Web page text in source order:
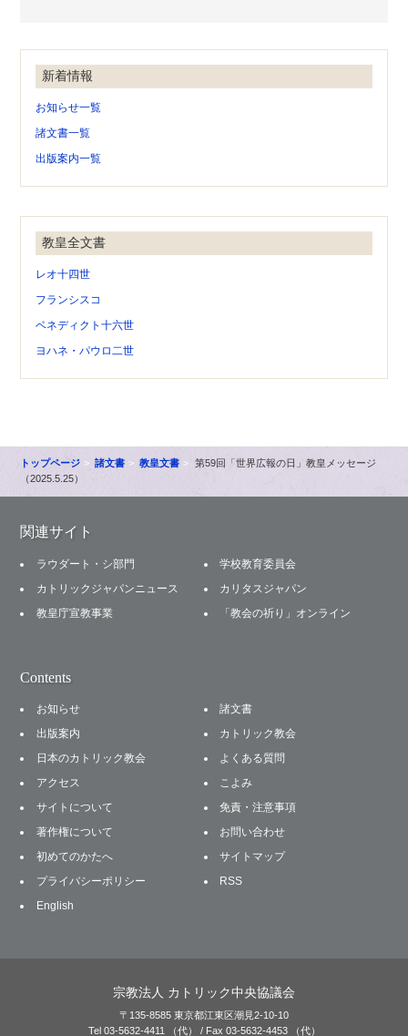
新着情報
お知らせ一覧
諸文書一覧
出版案内一覧
教皇全文書
レオ十四世
フランシスコ
ベネディクト十六世
ヨハネ・パウロ二世
トップページ 諸文書 教皇文書
第59回「世界広報の日」教皇メッセージ
（2025.5.25）
関連サイト
ラウダート・シ部門
学校教育委員会
カトリックジャパンニュース
カリタスジャパン
教皇庁宣教事業
「教会の祈り」オンライン
Contents
お知らせ
諸文書
出版案内
カトリック教会
日本のカトリック教会
よくある質問
アクセス
こよみ
サイトについて
免責・注意事項
著作権について
お問い合わせ
初めてのかたへ
サイトマップ
プライバシーポリシー
RSS
English
宗教法人 カトリック中央協議会
〒135-8585 東京都江東区潮見2-10-10
Tel 03-5632-4411 （代） / Fax 03-5632-4453 （代）